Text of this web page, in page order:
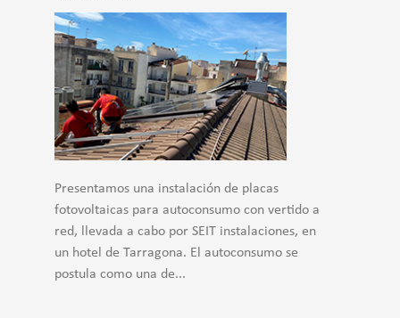
Presentamos una instalación de placas
fotovoltaicas para autoconsumo con vertido a
red, llevada a cabo por SEIT instalaciones, en
un hotel de Tarragona. El autoconsumo se
postula como una de...